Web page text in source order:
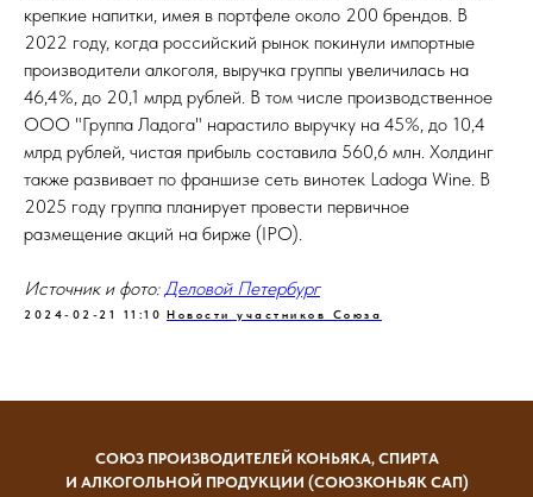
крепкие напитки, имея в портфеле около 200 брендов. В
2022 году, когда российский рынок покинули импортные
производители алкоголя, выручка группы увеличилась на
46,4%, до 20,1 млрд рублей. В том числе производственное
ООО "Группа Ладога" нарастило выручку на 45%, до 10,4
млрд рублей, чистая прибыль составила 560,6 млн. Холдинг
также развивает по франшизе сеть винотек Ladoga Wine. В
2025 году группа планирует провести первичное
размещение акций на бирже (IPO).
Источник и фото:Деловой Петербург
2024-02-21 11:10 Новости участников Союза
СОЮЗ ПРОИЗВОДИТЕЛЕЙ КОНЬЯКА, СПИРТА
И АЛКОГОЛЬНОЙ ПРОДУКЦИИ (СОЮЗКОНЬЯК САП)